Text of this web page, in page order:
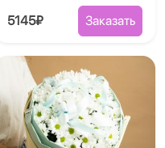
5145₽ Заказать